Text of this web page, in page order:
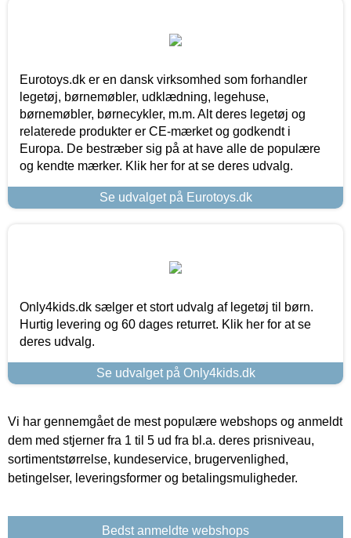
Eurotoys.dk er en dansk virksomhed som forhandler
legetøj, børnemøbler, udklædning, legehuse,
børnemøbler, børnecykler, m.m. Alt deres legetøj og
relaterede produkter er CE-mærket og godkendt i
Europa. De bestræber sig på at have alle de populære
og kendte mærker. Klik her for at se deres udvalg.
Se udvalget på Eurotoys.dk
Only4kids.dk sælger et stort udvalg af legetøj til børn.
Hurtig levering og 60 dages returret. Klik her for at se
deres udvalg.
Se udvalget på Only4kids.dk
Vi har gennemgået de mest populære webshops og anmeldt
dem med stjerner fra 1 til 5 ud fra bl.a. deres prisniveau,
sortimentstørrelse, kundeservice, brugervenlighed,
betingelser, leveringsformer og betalingsmuligheder.
Bedst anmeldte webshops